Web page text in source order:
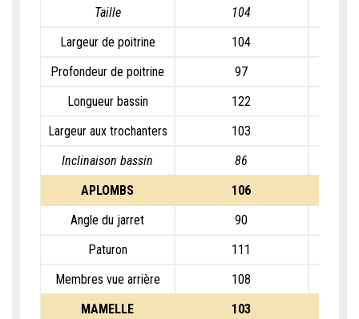
Taille
104
Largeur de poitrine
104
Profondeur de poitrine
97
Longueur bassin
122
Largeur aux trochanters
103
Inclinaison bassin
86
APLOMBS
106
Angle du jarret
90
Paturon
111
Membres vue arrière
108
MAMELLE
103